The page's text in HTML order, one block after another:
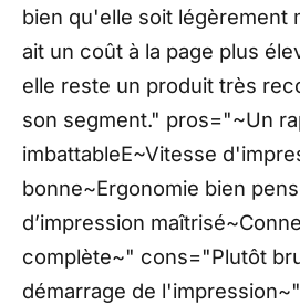
bien qu'elle soit légèrement
ait un coût à la page plus
elle reste un produit très
son segment." pros="~Un
imbattableE~Vitesse
bonne~Ergonomie bien
d’impression
complète~" cons="Plutôt
démarrage de